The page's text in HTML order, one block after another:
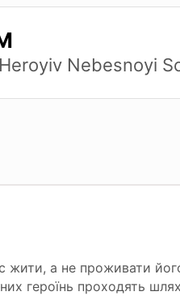
Nebesnoyi
жити, а не проживати
героїнь проходять шлях